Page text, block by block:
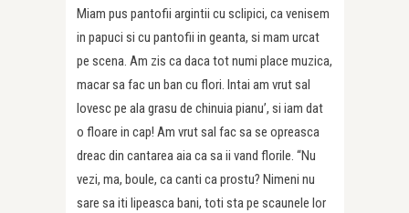
Miam pus pantofii argintii cu sclipici, ca venisem
in papuci si cu pantofii in geanta, si mam urcat
pe scena. Am zis ca daca tot numi place muzica,
macar sa fac un ban cu flori. Intai am vrut sal
lovesc pe ala grasu de chinuia pianu’, si iam dat
o floare in cap! Am vrut sal fac sa se opreasca
dreac din cantarea aia ca sa ii vand florile. “Nu
vezi, ma, boule, ca canti ca prostu? Nimeni nu
sare sa iti lipeasca bani, toti sta pe scaunele lor